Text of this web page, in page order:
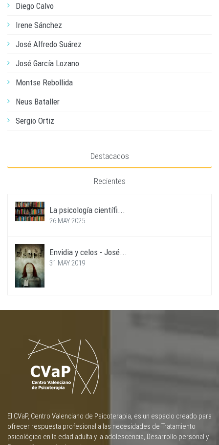
Diego Calvo
Irene Sánchez
José Alfredo Suárez
José García Lozano
Montse Rebollida
Neus Bataller
Sergio Ortiz
Destacados
Recientes
La psicología científi...
26 MAY 2025
Envidia y celos - José...
31 MAY 2019
El CVaP, Centro Valenciano de Psicoterapia, es un espacio creado para
ofrecer respuesta profesional a las necesidades de Tratamiento
psicológico en la edad adulta y la adolescencia, Desarrollo personal y